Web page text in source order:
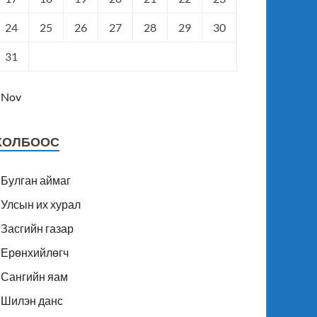
24 25 26 27 28 29 30
31
Nov
Булган аймаг
Улсын их хурал
Засгийн газар
Ерөнхийлөгч
Сангийн яам
Шилэн данс